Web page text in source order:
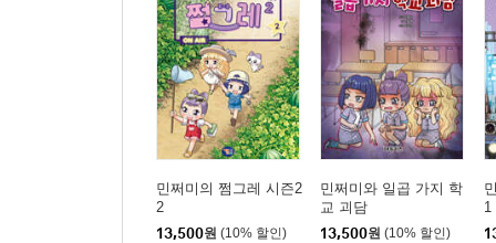
민쩌미의 쩜그레 시즌2
2
13,500원 (10% 할인)
민쩌미와 일곱 가지 학
교 괴담
13,500원 (10% 할인)
1